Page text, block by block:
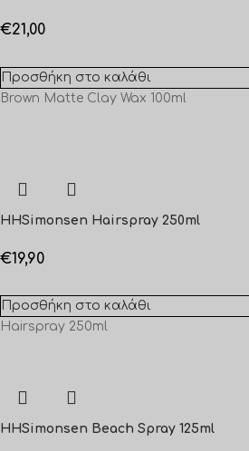
€21,00
Προσθήκη στο καλάθι
Brown Matte Clay Wax 100ml
HHSimonsen Hairspray 250ml
€19,90
Προσθήκη στο καλάθι
Hairspray 250ml
HHSimonsen Beach Spray 125ml